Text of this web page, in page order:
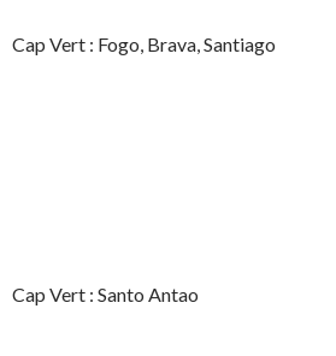
Cap Vert : Fogo, Brava, Santiago
Cap Vert : Santo Antao